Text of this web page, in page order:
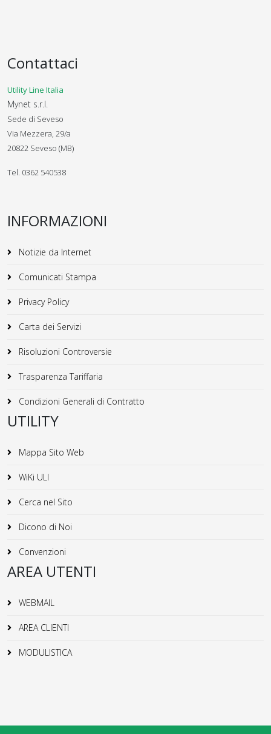
Contattaci
Utility Line Italia
Mynet s.r.l.
Sede di Seveso
Via Mezzera, 29/a
20822 Seveso (MB)
Tel. 0362 540538
INFORMAZIONI
Notizie da Internet
Comunicati Stampa
Privacy Policy
Carta dei Servizi
Risoluzioni Controversie
Trasparenza Tariffaria
Condizioni Generali di Contratto
UTILITY
Mappa Sito Web
WiKi ULI
Cerca nel Sito
Dicono di Noi
Convenzioni
AREA UTENTI
WEBMAIL
AREA CLIENTI
MODULISTICA